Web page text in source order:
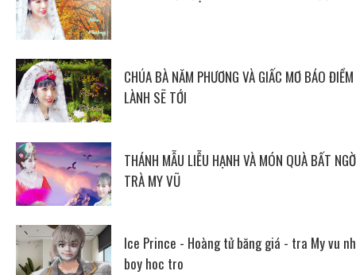
CHÚA BÀ NĂM PHƯƠNG VÀ GIẤC MƠ BÁO ĐIỀM
LÀNH SẼ TỚI
THÁNH MẪU LIỄU HẠNH VÀ MÓN QUÀ BẤT
TRÀ MY VŨ
Ice Prince - Hoàng tử băng giá - tra My vu
boy hoc tro